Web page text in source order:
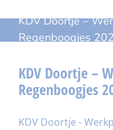
KDV Doortje –
Regenboogjes
KDV Doortje –
Regenboogjes
KDV Doortje -